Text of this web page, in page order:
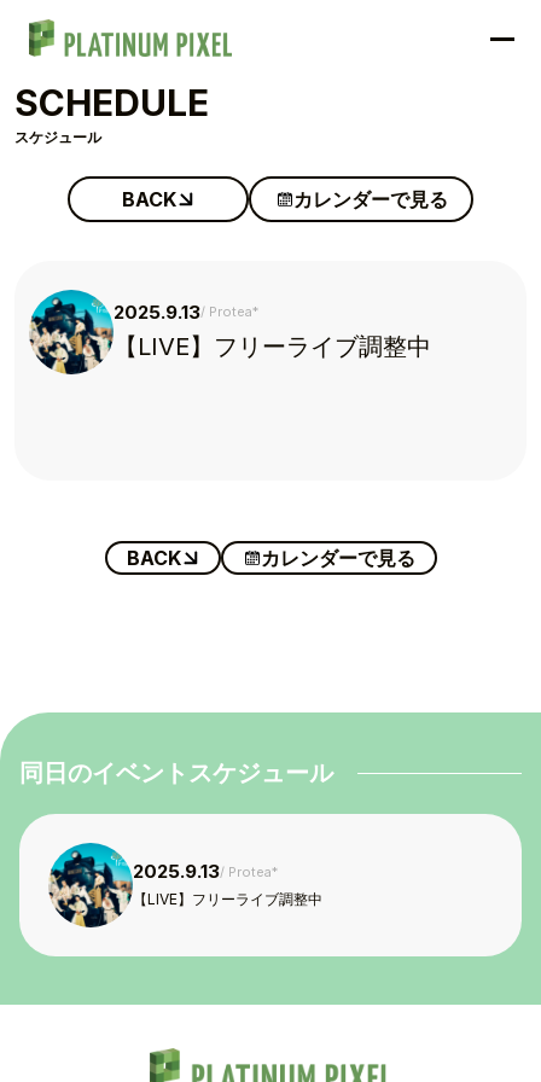
TOPICS
TALENT
SCHEDULE
MOVIE
AUDITION
RECRUIT
COMPANY
SCHEDULE
スケジュール
BACK カレンダーで見る
2025.9.13 Protea*
【LIVE】フリーライブ調整中
BACK カレンダーで見る
同日のイベントスケジュール
2025.9.13 Protea*
【LIVE】フリーライブ調整中